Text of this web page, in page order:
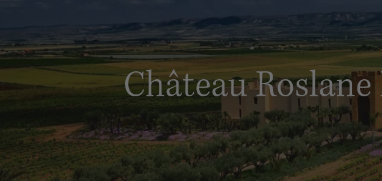
Château